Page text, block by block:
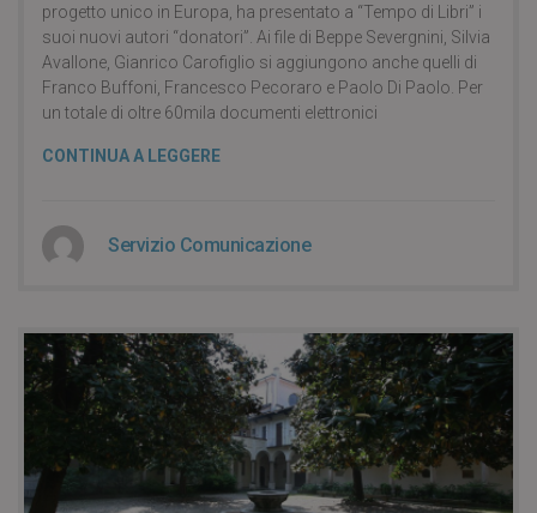
progetto unico in Europa, ha presentato a “Tempo di Libri” i
suoi nuovi autori “donatori”. Ai file di Beppe Severgnini, Silvia
Avallone, Gianrico Carofiglio si aggiungono anche quelli di
Franco Buffoni, Francesco Pecoraro e Paolo Di Paolo. Per
un totale di oltre 60mila documenti elettronici
CONTINUA A LEGGERE
Servizio Comunicazione